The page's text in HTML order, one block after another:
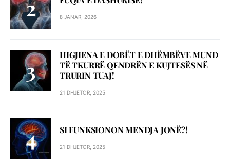
8 JANAR, 2026
HIGJIENA E DOBËT E DHËMBËVE MUND
TË TKURRË QENDRËN E KUJTESËS NË
TRURIN TUAJ!
21 DHJETOR, 2025
SI FUNKSIONON MENDJA JONË?!
21 DHJETOR, 2025